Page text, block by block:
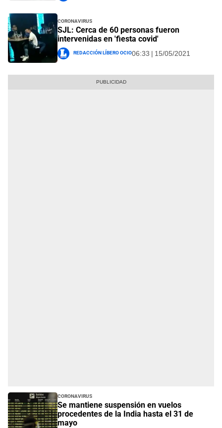
Coronavirus
SJL: Cerca de 60 personas fueron
intervenidas en 'fiesta covid'
Redacción Líbero Ocio06:33 | 15/05/2021
Coronavirus
Se mantiene suspensión en vuelos
procedentes de la India hasta el 31 de
mayo